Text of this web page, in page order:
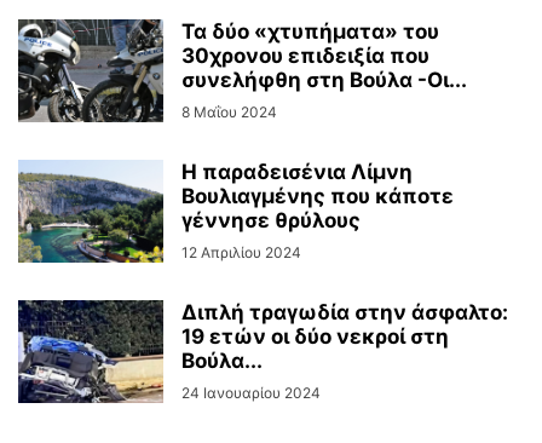
Τα δύο «χτυπήματα» του
30χρονου επιδειξία που
συνελήφθη στη Βούλα -Οι...
8 Μαΐου 2024
Η παραδεισένια Λίμνη
Βουλιαγμένης που κάποτε
γέννησε θρύλους
12 Απριλίου 2024
Διπλή τραγωδία στην άσφαλτο:
19 ετών οι δύο νεκροί στη
Βούλα...
24 Ιανουαρίου 2024